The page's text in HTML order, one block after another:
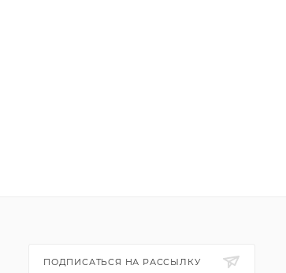
ПОДПИСАТЬСЯ НА РАССЫЛКУ